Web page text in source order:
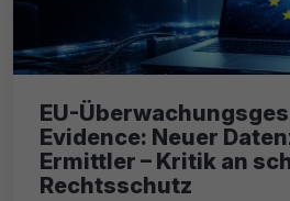
EU-
Evidence: Neuer
Ermittler – Kritik an
Rechtsschutz